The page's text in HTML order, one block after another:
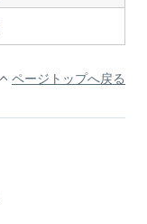
ページトップへ戻る